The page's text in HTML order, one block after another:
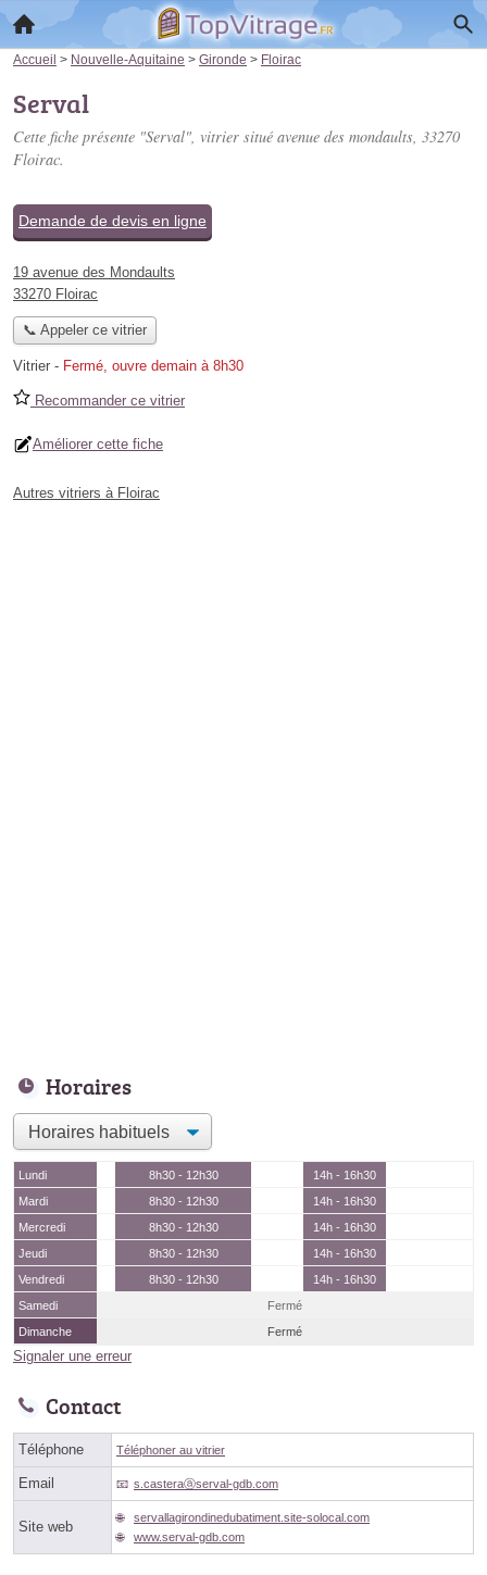
Accueil > Nouvelle-Aquitaine > Gironde > Floirac
Serval
Cette fiche présente "Serval", vitrier situé avenue des mondaults, 33270
Floirac.
Demande de devis en ligne
19 avenue des Mondaults
33270 Floirac
📞 Appeler ce vitrier
Vitrier - Fermé, ouvre demain à 8h30
Recommander ce vitrier
Améliorer cette fiche
Autres vitriers à Floirac
Horaires
Lundi 8h30 - 12h30
14h - 16h30
Mardi
8h30 - 12h30
14h - 16h30
Mercredi
8h30 - 12h30
14h - 16h30
Jeudi
8h30 - 12h30
14h - 16h30
Vendredi
8h30 - 12h30
14h - 16h30
Samedi
Fermé
Dimanche
Fermé
Signaler une erreur
Contact
Téléphone Téléphoner au vitrier
Email s.casteraⓐserval-gdb.com
Site web
servallagirondinedubatiment.site-solocal.com
www.serval-gdb.com